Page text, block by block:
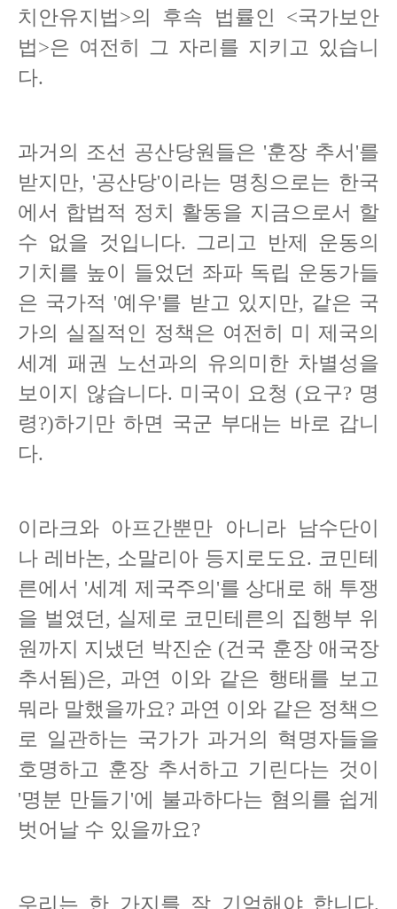
치안유지법>의 후속 법률인 <국가보안
법>은 여전히 그 자리를 지키고 있습니
다.
과거의 조선 공산당원들은 '훈장 추서'를
받지만, '공산당'이라는 명칭으로는 한국
에서 합법적 정치 활동을 지금으로서 할
수 없을 것입니다. 그리고 반제 운동의
기치를 높이 들었던 좌파 독립 운동가들
은 국가적 '예우'를 받고 있지만, 같은 국
가의 실질적인 정책은 여전히 미 제국의
세계 패권 노선과의 유의미한 차별성을
보이지 않습니다. 미국이 요청 (요구? 명
령?)하기만 하면 국군 부대는 바로 갑니
다.
이라크와 아프간뿐만 아니라 남수단이
나 레바논, 소말리아 등지로도요. 코민테
른에서 '세계 제국주의'를 상대로 해 투쟁
을 벌였던, 실제로 코민테른의 집행부 위
원까지 지냈던 박진순 (건국 훈장 애국장
추서됨)은, 과연 이와 같은 행태를 보고
뭐라 말했을까요? 과연 이와 같은 정책으
로 일관하는 국가가 과거의 혁명자들을
호명하고 훈장 추서하고 기린다는 것이
'명분 만들기'에 불과하다는 혐의를 쉽게
벗어날 수 있을까요?
우리는 한 가지를 잘 기억해야 합니다.